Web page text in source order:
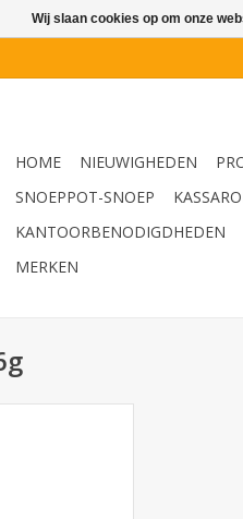
HOME NIEUWIGHEDEN
SNOEPPOT-SNOEP
KANTOORBENODIGDHEDEN
MERKEN
Wij slaan cookies op om onze